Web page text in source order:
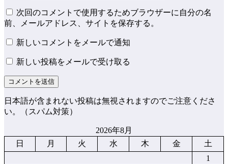
次回のコメントで使用するためブラウザーに自分の名
前、メールアドレス、サイトを保存する。
新しいコメントをメールで通知
新しい投稿をメールで受け取る
日本語が含まれない投稿は無視されますのでご注意くださ
い。（スパム対策）
2026年8月
日
月 火 水 木 金
土
1